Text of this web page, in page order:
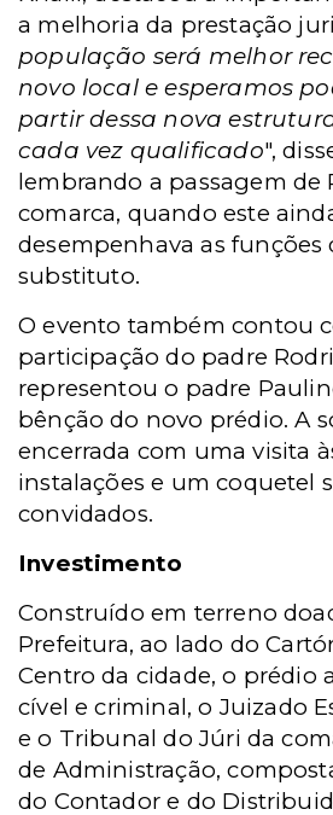
a melhoria da prestação
população será melhor
novo local e esperamos
partir dessa nova
cada vez qualificado",
lembrando a passagem de
comarca, quando este
desempenhava as funções
substituto.
O evento também contou
participação do padre
representou o padre
bênção do novo prédio. A
encerrada com uma visita
instalações e um coquetel
convidados.
Investimento
Construído em terreno
Prefeitura, ao lado do
Centro da cidade, o prédio
cível e criminal, o Juizado
e o Tribunal do Júri da
de Administração,
do Contador e do